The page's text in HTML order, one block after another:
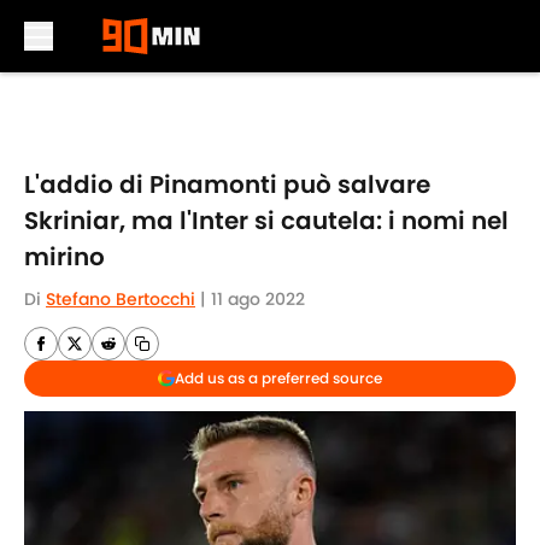
L'addio di Pinamonti può salvare
Skriniar, ma l'Inter si cautela: i nomi nel
mirino
Di Stefano Bertocchi | 11 ago 2022
Add us as a preferred source